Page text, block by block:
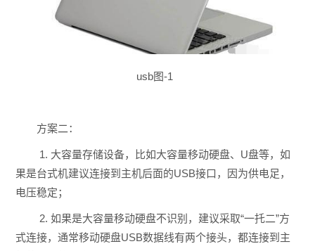
usb图-1
方案二：
1. 大容量存储设备，比如大容量移动硬盘、U盘等，如
果是台式机建议连接到主机后面的USB接口，因为供电足，
电压稳定；
2. 如果是大容量移动硬盘不识别，建议采取“一托二”方
式连接，通常移动硬盘USB数据线有两个接头，都连接到主